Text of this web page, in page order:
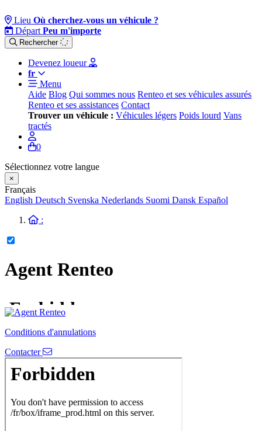
Lieu Où cherchez-vous un véhicule ?
Départ Peu m'importe
Rechercher
Devenez loueur
fr
Menu
Aide Blog Qui sommes nous Renteo et ses véhicules assurés
Renteo et ses assistances Contact
Trouver un véhicule : Véhicules légers Poids lourd Vans
tractés
0
Sélectionnez votre langue
×
Français
English Deutsch Svenska Nederlands Suomi Dansk Español
:
Agent Renteo
Conditions d'annulations
Contacter